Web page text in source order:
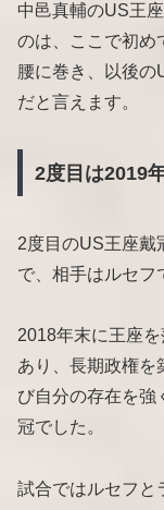
中邑真輔のUS王
のは、ここで初め
腰に巻き、以後の
だと言えます。
2度目は2019
2度目のUS王座戴
で、相手はルセフ
2018年末に王座
あり、長期政権を
び自分の存在を強
冠でした。
試合ではルセフと